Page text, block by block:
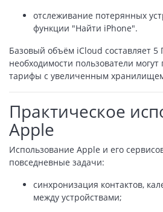
отслеживание потерянных
функции "Найти iPhone".
Базовый объём iCloud составляет 5
необходимости пользователи
тарифы с увеличенным
Практическое
Apple
Использование Apple и его
повседневные задачи:
синхронизация контактов,
между устройствами;